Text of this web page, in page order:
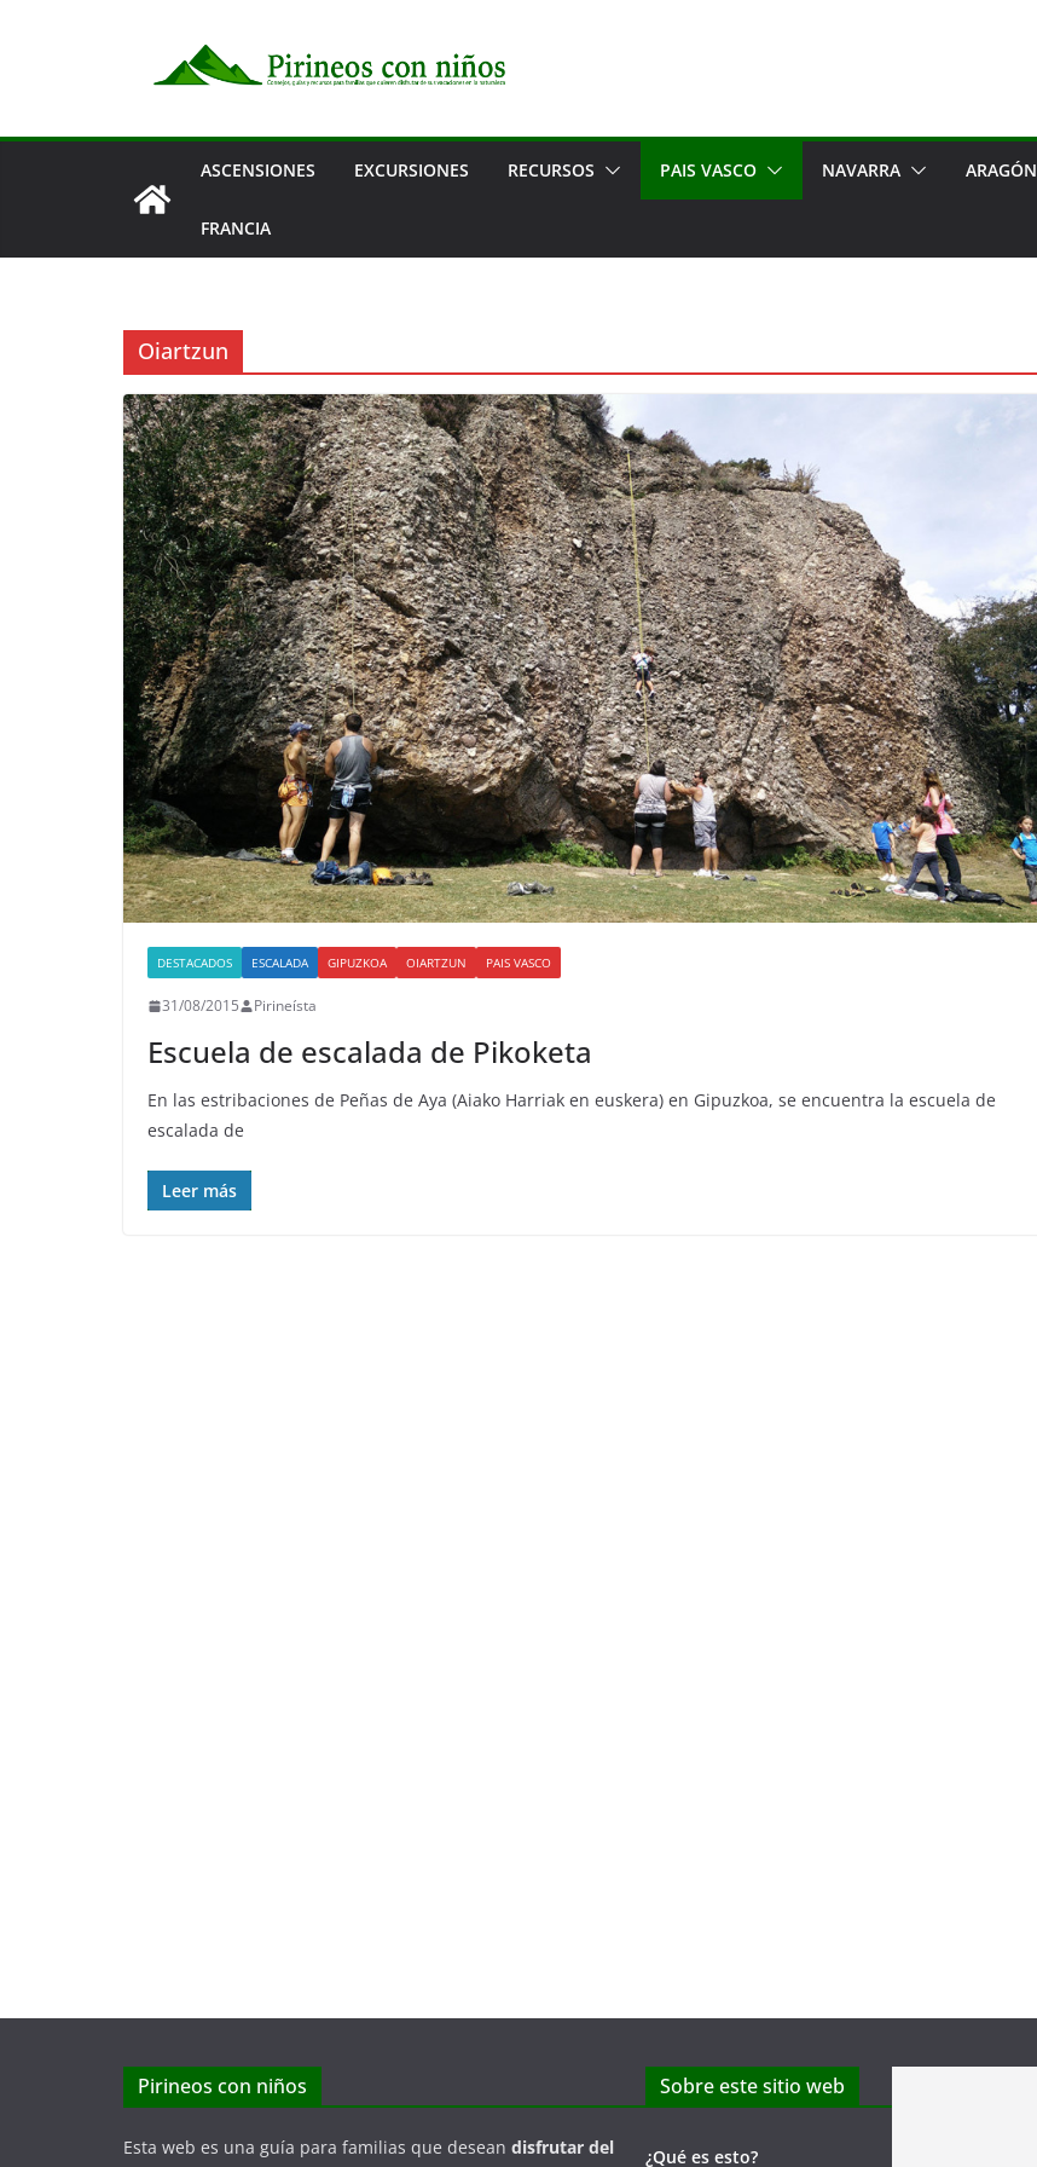
ASCENSIONES EXCURSIONES RECURSOS PAIS VASCO NAVARRA ARAGÓN
FRANCIA
Oiartzun
DESTACADOS ESCALADA GIPUZKOA OIARTZUN PAIS VASCO
31/08/2015 Pirineísta
Escuela de escalada de Pikoketa
En las estribaciones de Peñas de Aya (Aiako Harriak en euskera) en Gipuzkoa, se encuentra la escuela de
escalada de
Leer más
Pirineos con niños
Esta web es una guía para familias que desean disfrutar del
Sobre este sitio web
¿Qué es esto?